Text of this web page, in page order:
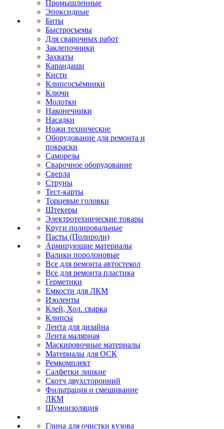
Промышленные
Эпоксидные
Биты
Быстросъемы
Для сварочных работ
Заклепочники
Захваты
Карандаши
Кисти
Клипсосъёмники
Ключи
Молотки
Наконечники
Насадки
Ножи технические
Оборудование для ремонта и
покраски
Саморезы
Сварочное оборудование
Сверла
Струны
Тест-карты
Торцевые головки
Штекеры
Электротехнические товары
Круги полировальные
Пасты (Полироли)
Армирующие материалы
Валики поролоновые
Все для ремонта автостекол
Все для ремонта пластика
Герметики
Емкости для ЛКМ
Изоленты
Клей, Хол. сварка
Клипсы
Лента для дизайна
Лента малярная
Маскировочные материалы
Материалы для ОСК
Ремкомплект
Салфетки липкие
Скотч двухсторонний
Фильтрация и смешивание
ЛКМ
Шумоизоляция
Глина для очистки кузова